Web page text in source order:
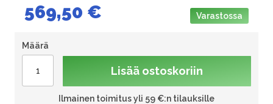
569,50 € Varastossa
Määrä
Lisää ostoskoriin
Ilmainen toimitus yli 59 €:n tilauksille